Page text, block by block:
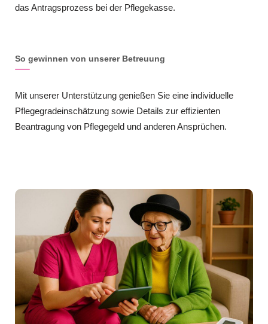
das Antragsprozess bei der Pflegekasse.
So gewinnen von unserer Betreuung
Mit unserer Unterstützung genießen Sie eine individuelle
Pflegegradeinschätzung sowie Details zur effizienten
Beantragung von Pflegegeld und anderen Ansprüchen.